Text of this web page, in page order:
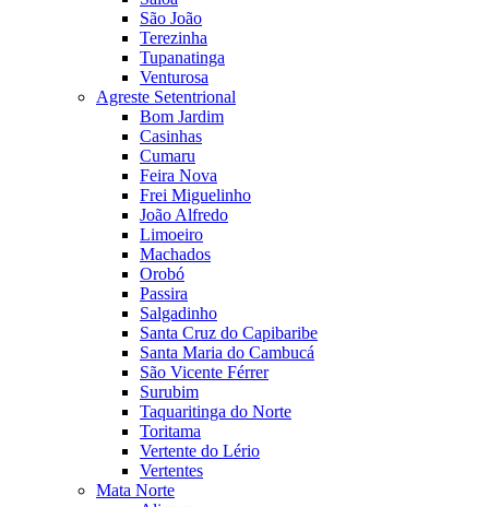
São João
Terezinha
Tupanatinga
Venturosa
Agreste Setentrional
Bom Jardim
Casinhas
Cumaru
Feira Nova
Frei Miguelinho
João Alfredo
Limoeiro
Machados
Orobó
Passira
Salgadinho
Santa Cruz do Capibaribe
Santa Maria do Cambucá
São Vicente Férrer
Surubim
Taquaritinga do Norte
Toritama
Vertente do Lério
Vertentes
Mata Norte